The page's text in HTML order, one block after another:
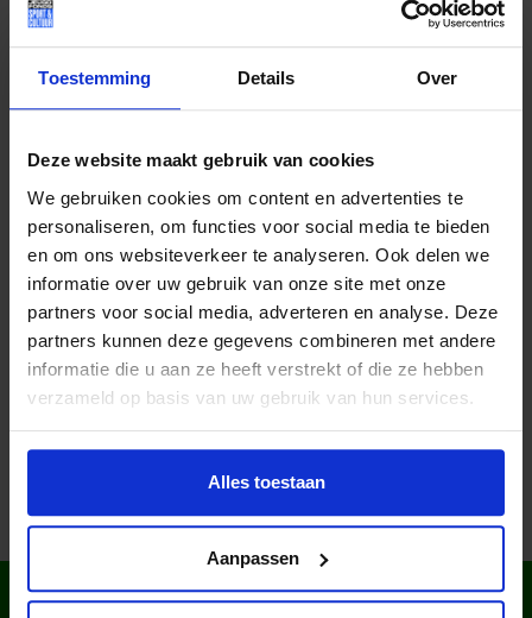
Toestemming Details Over
Deze website maakt gebruik van cookies
We gebruiken cookies om content en advertenties te
personaliseren, om functies voor social media te bieden
en om ons websiteverkeer te analyseren. Ook delen we
informatie over uw gebruik van onze site met onze
partners voor social media, adverteren en analyse. Deze
partners kunnen deze gegevens combineren met andere
informatie die u aan ze heeft verstrekt of die ze hebben
verzameld op basis van uw gebruik van hun services.
Alles toestaan
Aanpassen
Wij betalen de club als je niet genoeg geld hebt. We
dansschoenen.
www.kieseenclub.nl en doe de check.
Een kind helpen?
Ben je zelf professioneel betrokken bij een kind of jongere
en wil je graag helpen? Meld je dan aan alsMeerkracht
voor het Jeugdfonds.
WIST JE DAT IN